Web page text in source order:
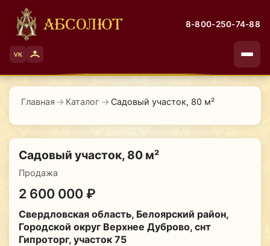
АБСОЛЮТ 8-800-250-74-88
VK
Главная → Каталог → Садовый участок, 80 м²
Садовый участок, 80 м²
Продажа
2 600 000 ₽
Свердловская область, Белоярский район,
Городской округ Верхнее Дуброво, снт
Гипроторг, участок 75